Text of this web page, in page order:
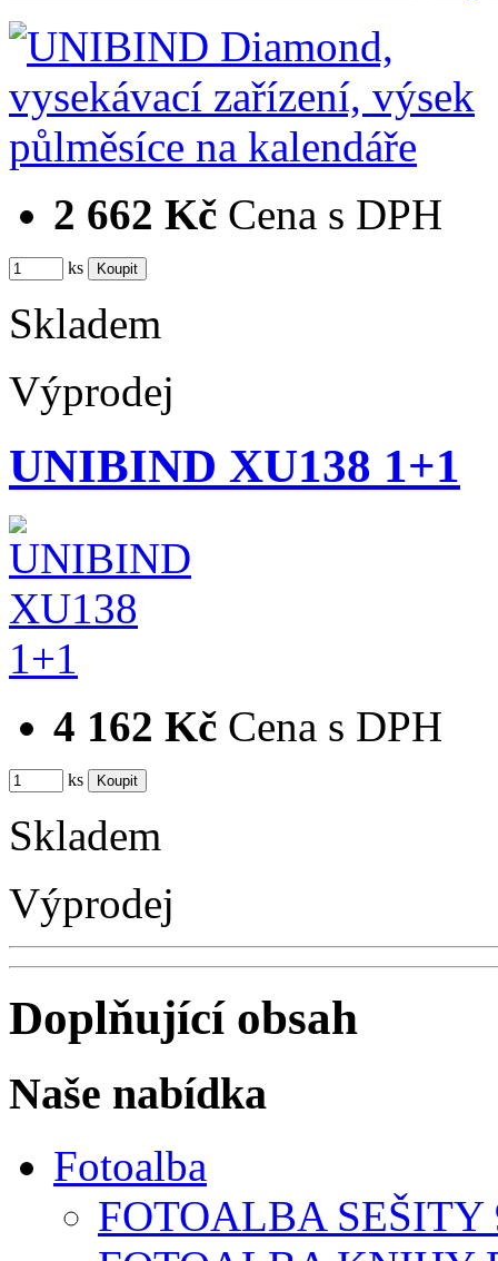
2 662 Kč Cena s DPH
ks
Skladem
Výprodej
UNIBIND XU138 1+1
4 162 Kč Cena s DPH
ks
Skladem
Výprodej
Doplňující obsah
Naše nabídka
Fotoalba
FOTOALBA SEŠITY